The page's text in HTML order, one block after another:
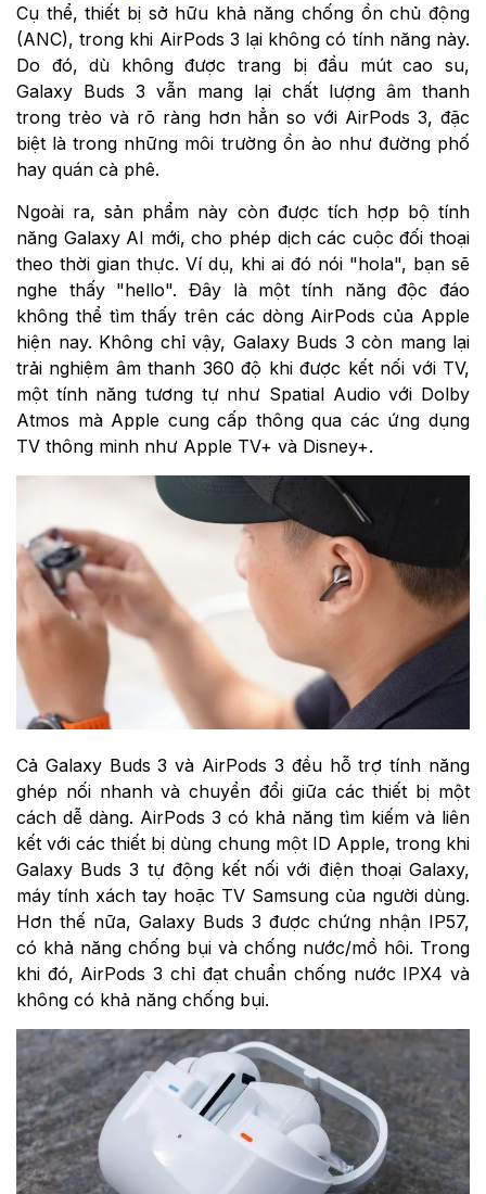
Cụ thể, thiết bị sở hữu khả năng chống ồn chủ động
(ANC), trong khi AirPods 3 lại không có tính năng này.
Do đó, dù không được trang bị đầu mút cao su,
Galaxy Buds 3 vẫn mang lại chất lượng âm thanh
trong trẻo và rõ ràng hơn hẳn so với AirPods 3, đặc
biệt là trong những môi trường ồn ào như đường phố
hay quán cà phê.
Ngoài ra, sản phẩm này còn được tích hợp bộ tính
năng Galaxy AI mới, cho phép dịch các cuộc đối thoại
theo thời gian thực. Ví dụ, khi ai đó nói "hola", bạn sẽ
nghe thấy "hello". Đây là một tính năng độc đáo
không thể tìm thấy trên các dòng AirPods của Apple
hiện nay. Không chỉ vậy, Galaxy Buds 3 còn mang lại
trải nghiệm âm thanh 360 độ khi được kết nối với TV,
một tính năng tương tự như Spatial Audio với Dolby
Atmos mà Apple cung cấp thông qua các ứng dụng
TV thông minh như Apple TV+ và Disney+.
Cả Galaxy Buds 3 và AirPods 3 đều hỗ trợ tính năng
ghép nối nhanh và chuyển đổi giữa các thiết bị một
cách dễ dàng. AirPods 3 có khả năng tìm kiếm và liên
kết với các thiết bị dùng chung một ID Apple, trong khi
Galaxy Buds 3 tự động kết nối với điện thoại Galaxy,
máy tính xách tay hoặc TV Samsung của người dùng.
Hơn thế nữa, Galaxy Buds 3 được chứng nhận IP57,
có khả năng chống bụi và chống nước/mồ hôi. Trong
khi đó, AirPods 3 chỉ đạt chuẩn chống nước IPX4 và
không có khả năng chống bụi.